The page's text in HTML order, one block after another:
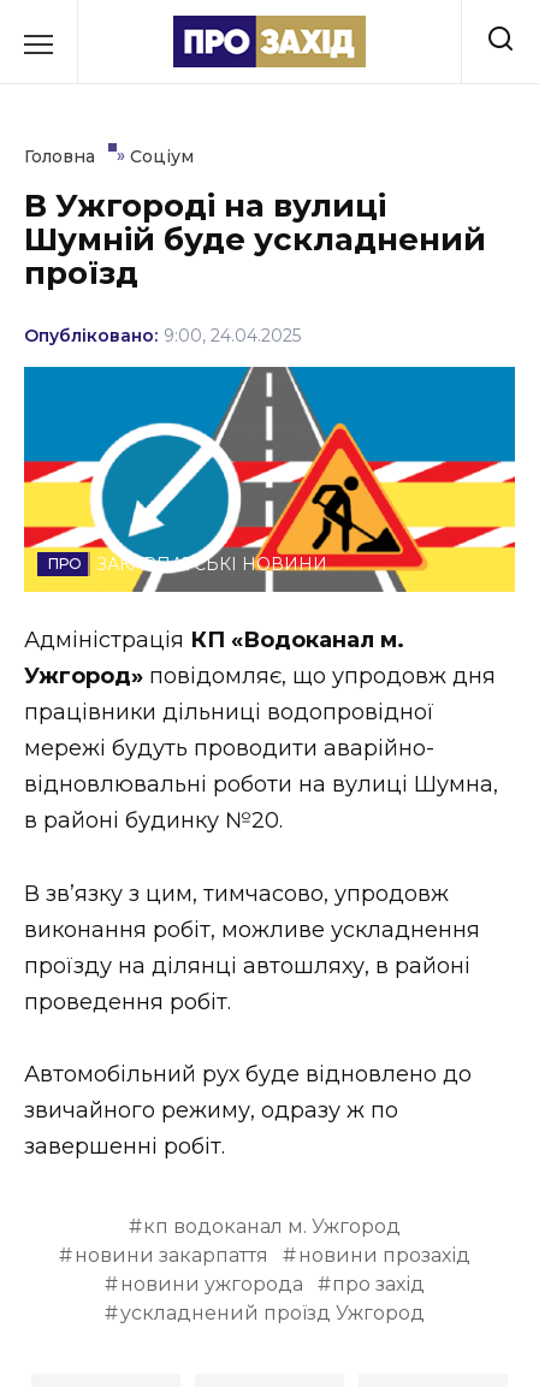
до
Культура
Освіта
Події
Соціум
Спорт
Стиль життя
Втрачений Ужгород (відеоверсія)
ЗАКАРПАТСЬКІ НОВИНИ
НОВИНИ ЗАХІДНОЇ УКРАЇНИ
ФОТО
ВІДЕО
Головна » Соціум
В Ужгороді на вулиці
Шумній буде ускладнений
проїзд
Опубліковано: 9:00, 24.04.2025
ЗАКАРПАТСЬКІ НОВИНИ
Адміністрація КП «Водоканал м.
Ужгород» повідомляє, що упродовж дня
працівники дільниці водопровідної
мережі будуть проводити аварійно-
відновлювальні роботи на вулиці Шумна,
в районі будинку №20.
В зв’язку з цим, тимчасово, упродовж
виконання робіт, можливе ускладнення
проїзду на ділянці автошляху, в районі
проведення робіт.
Автомобільний рух буде відновлено до
звичайного режиму, одразу ж по
завершенні робіт.
кп водоканал м. Ужгород
новини закарпаття
новини прозахід
новини ужгорода
про захід
ускладнений проїзд Ужгород